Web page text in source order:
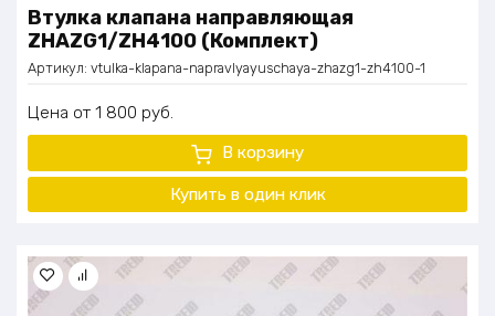
Втулка клапана направляющая
ZHAZG1/ZH4100 (Комплект)
Артикул: vtulka-klapana-napravlyayuschaya-zhazg1-zh4100-1
Цена 1 800 руб.
В корзину
Купить в один клик